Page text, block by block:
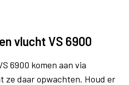
vlucht VS 6900
6900 komen aan via
ze daar opwachten. Houd er